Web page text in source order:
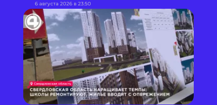
6 августа 2026 в 23:50